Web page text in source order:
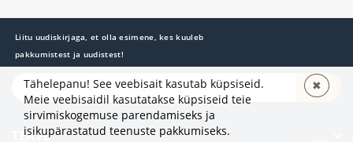
Liitu uudiskirjaga, et olla esimene, kes kuuleb
pakkumistest ja uudistest!
TELLI
TEAVE
Tähelepanu! See veebisait kasutab küpsiseid.
Meie veebisaidil kasutatakse küpsiseid teie
sirvimiskogemuse parendamiseks ja
isikupärastatud teenuste pakkumiseks.
✖